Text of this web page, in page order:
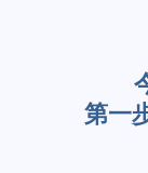
第一